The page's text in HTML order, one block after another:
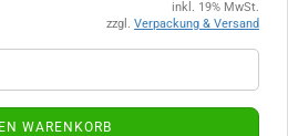
inkl. 19% MwSt.
zzgl. Verpackung & Versand
WARENKORB